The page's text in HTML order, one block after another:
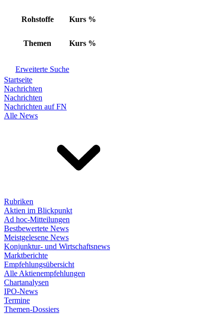
Rohstoffe Kurs %
Themen Kurs %
Erweiterte Suche
Startseite
Nachrichten
Nachrichten
Nachrichten auf FN
Alle News
Rubriken
Aktien im Blickpunkt
Ad hoc-Mitteilungen
Bestbewertete News
Meistgelesene News
Konjunktur- und Wirtschaftsnews
Marktberichte
Empfehlungsübersicht
Alle Aktienempfehlungen
Chartanalysen
IPO-News
Termine
Themen-Dossiers